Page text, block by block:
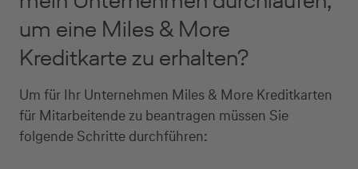
Direkt zum Hauptinhalt (Enter drücken)
Unternehmen
Service
Miles & More Programm
Schritt für Schritt zur neuen Karte
Kreditkarte empfehlen
Kreditkarten-Banking
um eine Miles & More
Kreditkarte zu erhalten?
Um für Ihr Unternehmen Miles & More Kreditkarten
für Mitarbeitende zu beantragen müssen Sie
folgende Schritte durchführen: